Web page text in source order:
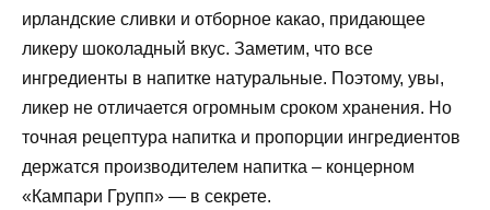
ирландские сливки и отборное какао, придающее
ликеру шоколадный вкус. Заметим, что все
ингредиенты в напитке натуральные. Поэтому, увы,
ликер не отличается огромным сроком хранения. Но
точная рецептура напитка и пропорции ингредиентов
держатся производителем напитка – концерном
«Кампари Групп» — в секрете.